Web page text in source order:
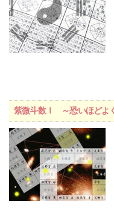
紫微斗数Ⅰ ～恐いほどよ